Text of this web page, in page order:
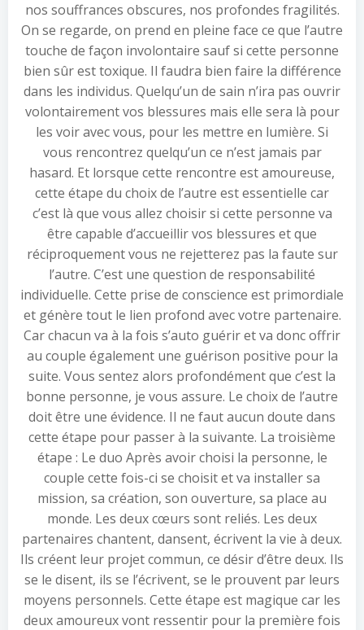
nos souffrances obscures, nos profondes fragilités.
On se regarde, on prend en pleine face ce que l’autre
touche de façon involontaire sauf si cette personne
bien sûr est toxique. Il faudra bien faire la différence
dans les individus. Quelqu’un de sain n’ira pas ouvrir
volontairement vos blessures mais elle sera là pour
les voir avec vous, pour les mettre en lumière. Si
vous rencontrez quelqu’un ce n’est jamais par
hasard. Et lorsque cette rencontre est amoureuse,
cette étape du choix de l’autre est essentielle car
c’est là que vous allez choisir si cette personne va
être capable d’accueillir vos blessures et que
réciproquement vous ne rejetterez pas la faute sur
l’autre. C’est une question de responsabilité
individuelle. Cette prise de conscience est primordiale
et génère tout le lien profond avec votre partenaire.
Car chacun va à la fois s’auto guérir et va donc offrir
au couple également une guérison positive pour la
suite. Vous sentez alors profondément que c’est la
bonne personne, je vous assure. Le choix de l’autre
doit être une évidence. Il ne faut aucun doute dans
cette étape pour passer à la suivante. La troisième
étape : Le duo Après avoir choisi la personne, le
couple cette fois-ci se choisit et va installer sa
mission, sa création, son ouverture, sa place au
monde. Les deux cœurs sont reliés. Les deux
partenaires chantent, dansent, écrivent la vie à deux.
Ils créent leur projet commun, ce désir d’être deux. Ils
se le disent, ils se l’écrivent, se le prouvent par leurs
moyens personnels. Cette étape est magique car les
deux amoureux vont ressentir pour la première fois